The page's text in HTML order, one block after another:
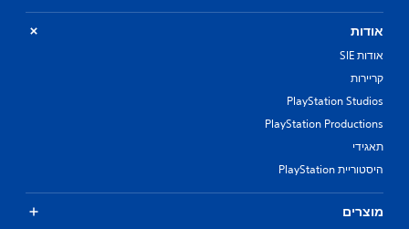
אודות
אודות SIE
קריירות
PlayStation Studios
PlayStation Productions
תאגידי
היסטוריית PlayStation
מוצרים